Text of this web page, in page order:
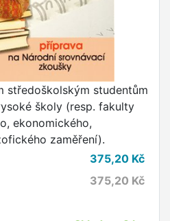
středoškolským studentům
školy (resp. fakulty
ekonomického,
zaměření).
375,20 Kč
375,20 Kč